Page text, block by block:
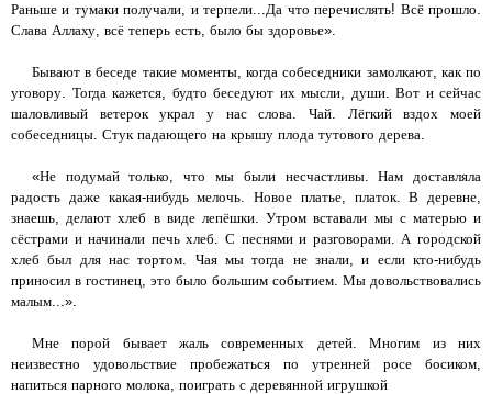
Раньше и тумаки получали, и терпели...Да что перечислять! Всё прошло.
Слава Аллаху, всё теперь есть, было бы здоровье».
Бывают в беседе такие моменты, когда собеседники замолкают, как по
уговору. Тогда кажется, будто беседуют их мысли, души. Вот и сейчас
шаловливый
ветерок украл у нас слова. Чай. Лёгкий вздох
моей
собеседницы. Стук падающего на крышу плода тутового дерева.
«Не подумай только, что мы были несчастливы. Нам
доставляла
радость даже какая-нибудь мелочь. Новое платье, платок. В деревне,
знаешь, делают хлеб в виде лепёшки. Утром вставали мы с матерью и
сёстрами и начинали печь хлеб. С песнями и разговорами. А городской
хлеб был для нас тортом. Чая мы тогда не знали, и если кто-нибудь
приносил в гостинец, это было большим событием. Мы довольствовались
малым...».
Мне порой бывает жаль современных детей. Многим из
них
неизвестно
удовольствие пробежаться по утренней росе босиком,
напиться парного молока, поиграть с деревянной игрушкой